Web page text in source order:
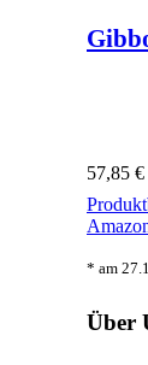
57,85
* am
Über